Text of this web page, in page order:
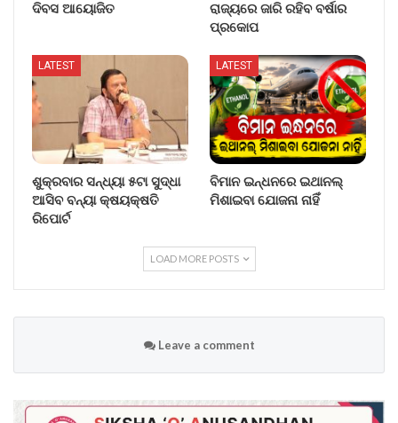
ଦିବସ ଆୟୋଜିତ
ରାଜ୍ୟରେ ଜାରି ରହିବ ବର୍ଷାର
ପ୍ରକୋପ
LATEST
ଶୁକ୍ରବାର ସନ୍ଧ୍ୟା ୫ଟା ସୁଦ୍ଧା
ଆସିବ ବନ୍ୟା କ୍ଷୟକ୍ଷତି
ରିପୋର୍ଟ
LATEST
ବିମାନ ଇନ୍ଧନରେ ଇଥାନଲ୍
ମିଶାଇବା ଯୋଜନା ନାହିଁ
LOAD MORE POSTS
Leave a comment